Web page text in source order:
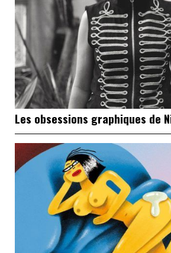
Les obsessions graphiques de